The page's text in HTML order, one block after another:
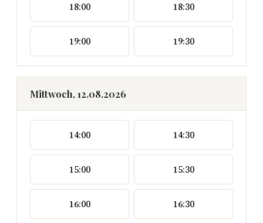
18:00 18:30
19:00 19:30
Mittwoch, 12.08.2026
14:00 14:30
15:00 15:30
16:00 16:30